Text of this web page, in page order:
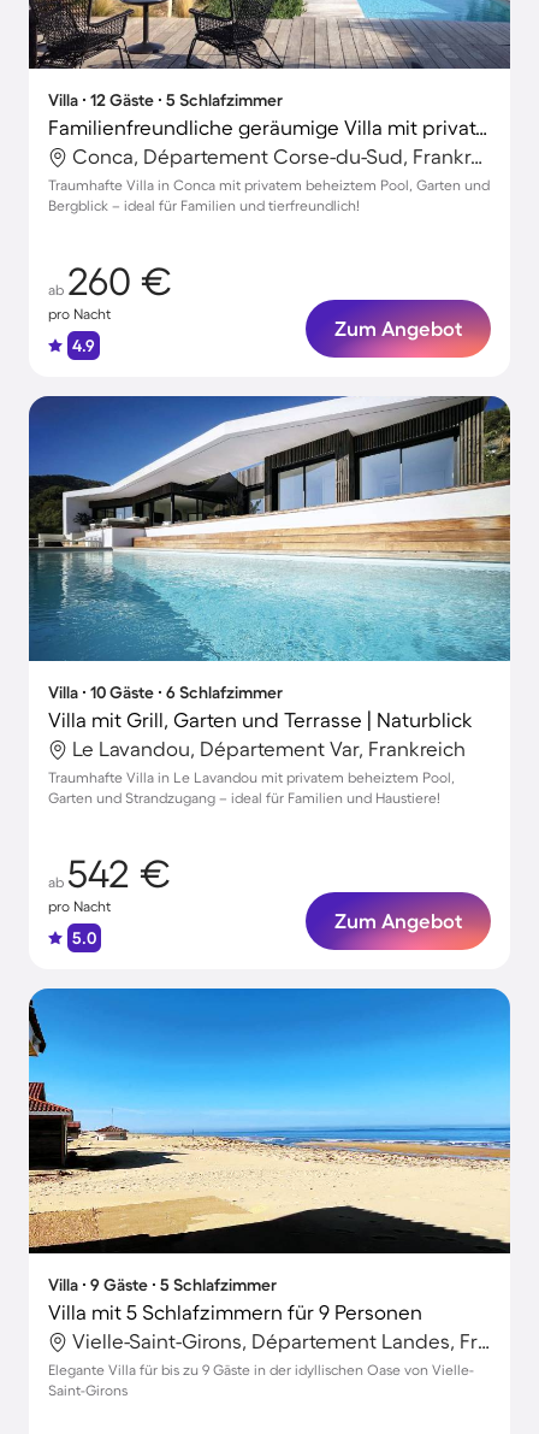
Villa ∙ 12 Gäste ∙ 5 Schlafzimmer
Familienfreundliche geräumige Villa mit privatem Pool, Terrasse und Grill | Bergblick | Haustiere sind willkommen
Conca, Département Corse-du-Sud, Frankreich
Traumhafte Villa in Conca mit privatem beheiztem Pool, Garten und
Bergblick – ideal für Familien und tierfreundlich!
ab 260 €
pro Nacht
4.9
Zum Angebot
Villa ∙ 10 Gäste ∙ 6 Schlafzimmer
Villa mit Grill, Garten und Terrasse | Naturblick
Le Lavandou, Département Var, Frankreich
Traumhafte Villa in Le Lavandou mit privatem beheiztem Pool,
Garten und Strandzugang – ideal für Familien und Haustiere!
ab 542 €
pro Nacht
5.0
Zum Angebot
Villa ∙ 9 Gäste ∙ 5 Schlafzimmer
Villa mit 5 Schlafzimmern für 9 Personen
Vielle-Saint-Girons, Département Landes, Frankreich
Elegante Villa für bis zu 9 Gäste in der idyllischen Oase von Vielle-
Saint-Girons